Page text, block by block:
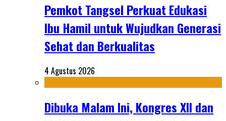
Pemkot Tangsel Perkuat Edukasi
Ibu Hamil untuk Wujudkan Generasi
Sehat dan Berkualitas
4 Agustus 2026
Dibuka Malam Ini, Kongres XII dan